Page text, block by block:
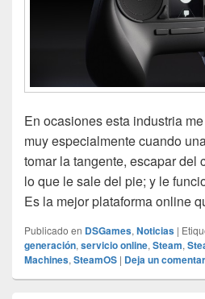
En ocasiones esta industria
muy especialmente cuando
tomar la tangente, escapar del
lo que le sale del pie; y le
Es la mejor plataforma online
Publicado en DSGames, Noticias |
generación, servicio online, Steam,
Machines, SteamOS | Deja un